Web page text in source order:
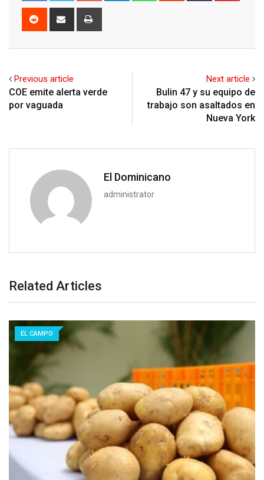
Reddit
Share
Previous article
COE emite alerta verde
por vaguada
Next article
Bulin 47 y su equipo de
trabajo son asaltados en
Nueva York
El Dominicano
administrator
Related Articles
EL CAMPO
Inauguran en Constanza instalaciones para
producir semilla de…
07/08/2026